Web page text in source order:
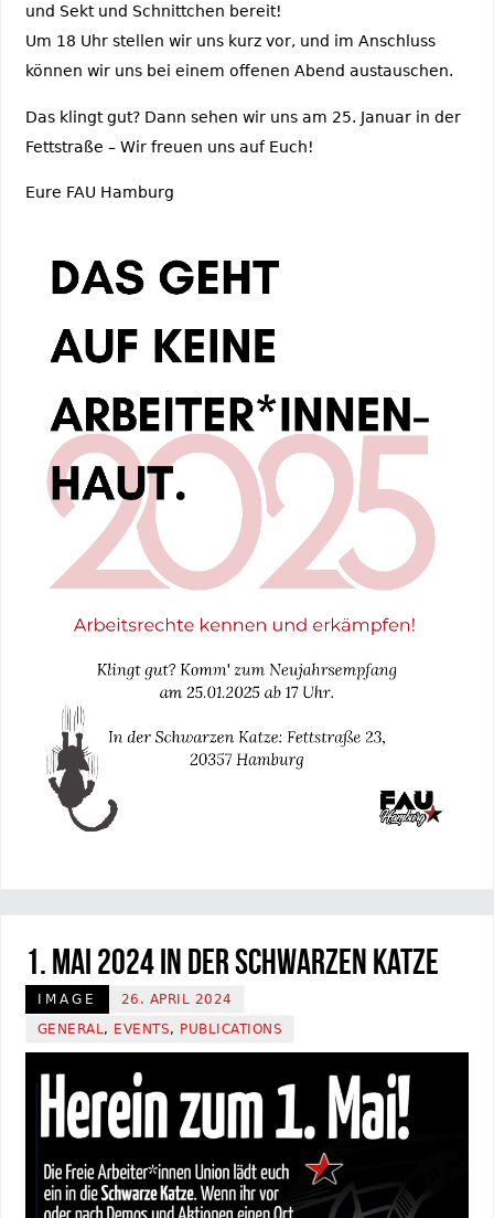
und Sekt und Schnittchen bereit!
Um 18 Uhr stellen wir uns kurz vor, und im Anschluss
können wir uns bei einem offenen Abend austauschen.
Das klingt gut? Dann sehen wir uns am 25. Januar in der
Fettstraße – Wir freuen uns auf Euch!
Eure FAU Hamburg
1. Mai 2024 in der Schwarzen Katze
IMAGE
26. APRIL 2024
GENERAL, EVENTS, PUBLICATIONS